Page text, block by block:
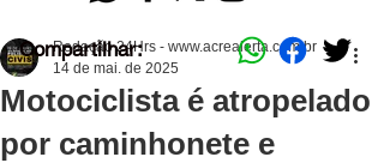
Motociclista é atropelado
por caminhonete e
Redação 24Hrs - www.acrealerta.com.br
14 de mai. de 2025
Compartilhar: